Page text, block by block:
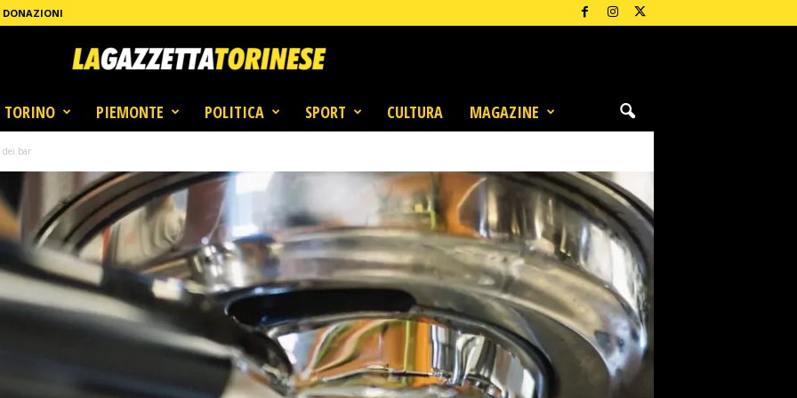
DONAZIONI
TORINO PIEMONTE POLITICA SPORT CULTURA MAGAZINE
bar